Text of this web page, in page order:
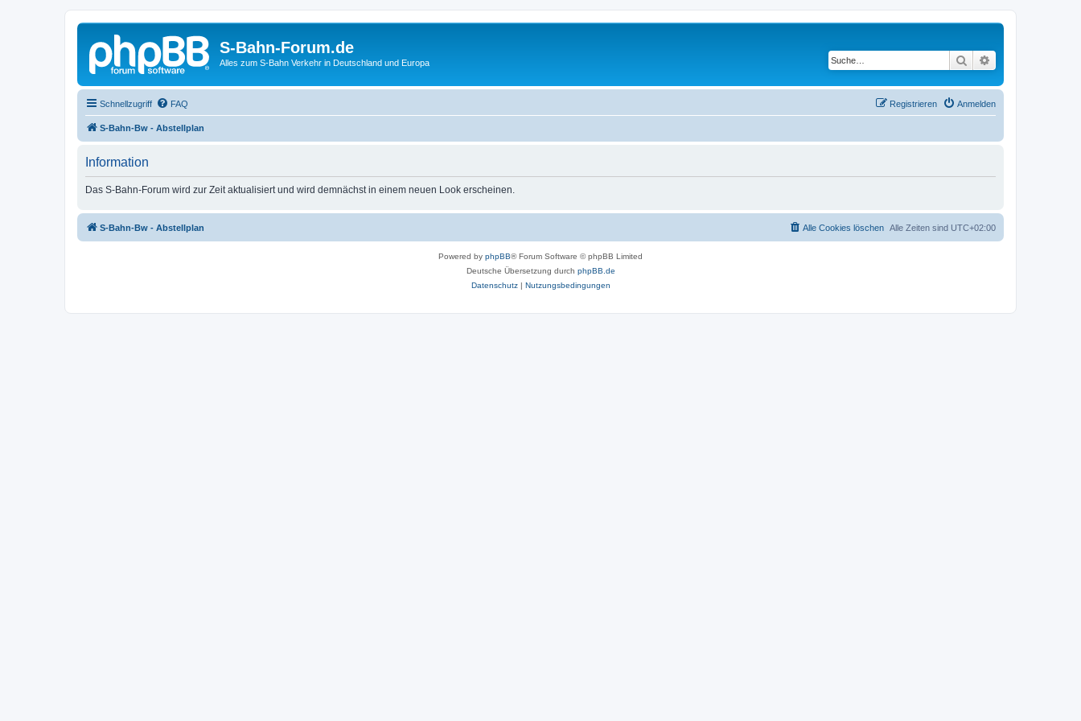
S-Bahn-Forum.de
Alles zum S-Bahn Verkehr in Deutschland und Europa Suche
Schnellzugriff FAQ Anmelden
Registrieren
S-Bahn-Bw - Abstellplan
Information
Das S-Bahn-Forum wird zur Zeit aktualisiert und wird demnächst in einem neuen Look erscheinen.
S-Bahn-Bw - Abstellplan Alle Zeiten sind UTC+02:00
Alle Cookies löschen
Powered by phpBB® Forum Software © phpBB Limited
Deutsche Übersetzung durch phpBB.de
Datenschutz| Nutzungsbedingungen